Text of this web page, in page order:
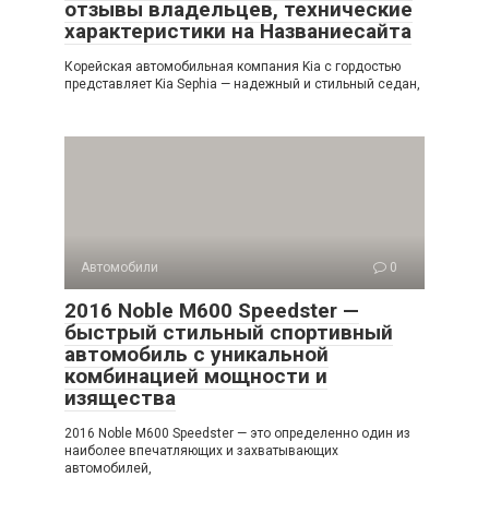
отзывы владельцев, технические
характеристики на Названиесайта
Корейская автомобильная компания Kia с гордостью
представляет Kia Sephia — надежный и стильный седан,
Автомобили 0
2016 Noble M600 Speedster —
быстрый стильный спортивный
автомобиль с уникальной
комбинацией мощности и
изящества
2016 Noble M600 Speedster — это определенно один из
наиболее впечатляющих и захватывающих
автомобилей,